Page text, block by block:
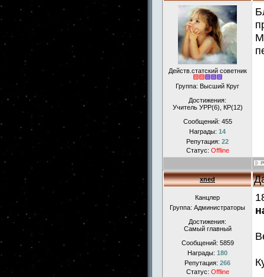
Действ.статский советник
Группа: Высший Круг
Достижения:
Учитель УРР(6), КР(12)
Сообщений: 455
Награды: 14
Репутация: 22
Статус: Offline
xned
Канцлер
Группа: Администраторы
Достижения:
Самый главный
Сообщений: 5859
Награды: 180
Репутация: 266
Статус: Offline